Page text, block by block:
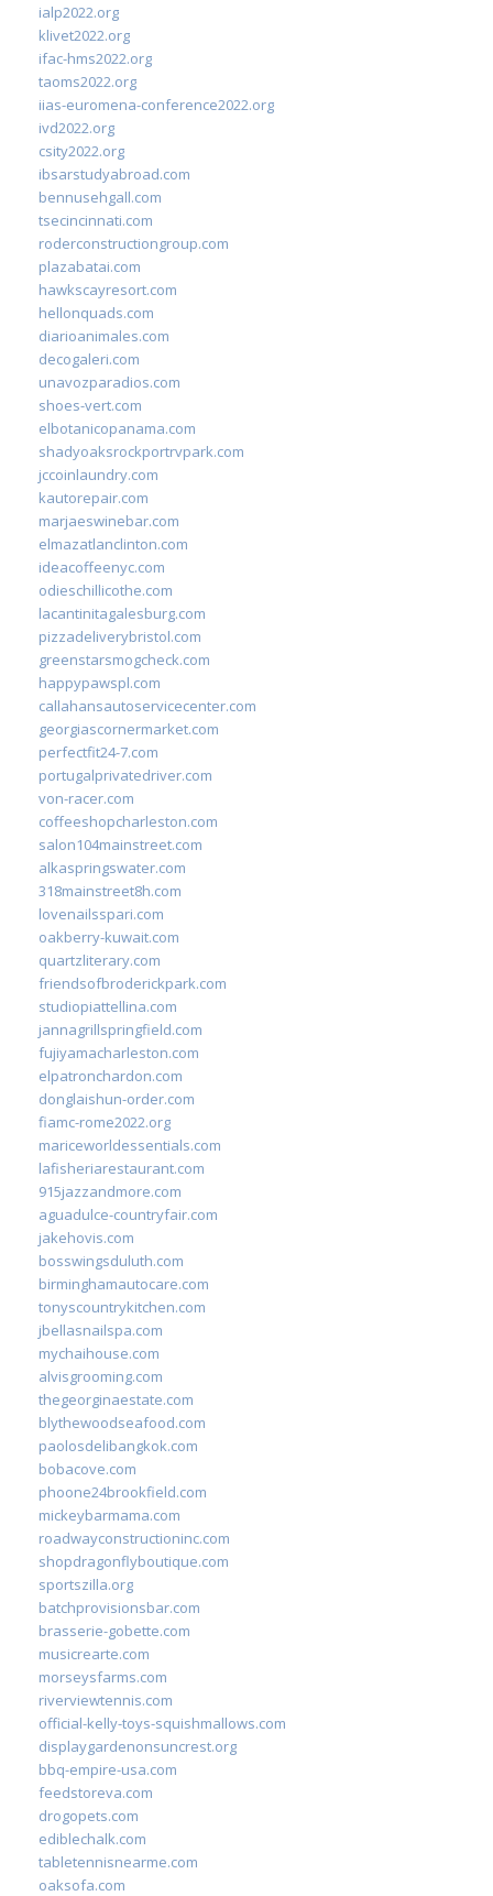
ialp2022.org
klivet2022.org
ifac-hms2022.org
taoms2022.org
iias-euromena-conference2022.org
ivd2022.org
csity2022.org
ibsarstudyabroad.com
bennusehgall.com
tsecincinnati.com
roderconstructiongroup.com
plazabatai.com
hawkscayresort.com
hellonquads.com
diarioanimales.com
decogaleri.com
unavozparadios.com
shoes-vert.com
elbotanicopanama.com
shadyoaksrockportrvpark.com
jccoinlaundry.com
kautorepair.com
marjaeswinebar.com
elmazatlanclinton.com
ideacoffeenyc.com
odieschillicothe.com
lacantinitagalesburg.com
pizzadeliverybristol.com
greenstarsmogcheck.com
happypawspl.com
callahansautoservicecenter.com
georgiascornermarket.com
perfectfit24-7.com
portugalprivatedriver.com
von-racer.com
coffeeshopcharleston.com
salon104mainstreet.com
alkaspringswater.com
318mainstreet8h.com
lovenailsspari.com
oakberry-kuwait.com
quartzliterary.com
friendsofbroderickpark.com
studiopiattellina.com
jannagrillspringfield.com
fujiyamacharleston.com
elpatronchardon.com
donglaishun-order.com
fiamc-rome2022.org
mariceworldessentials.com
lafisheriarestaurant.com
915jazzandmore.com
aguadulce-countryfair.com
jakehovis.com
bosswingsduluth.com
birminghamautocare.com
tonyscountrykitchen.com
jbellasnailspa.com
mychaihouse.com
alvisgrooming.com
thegeorginaestate.com
blythewoodseafood.com
paolosdelibangkok.com
bobacove.com
phoone24brookfield.com
mickeybarmama.com
roadwayconstructioninc.com
shopdragonflyboutique.com
sportszilla.org
batchprovisionsbar.com
brasserie-gobette.com
musicrearte.com
morseysfarms.com
riverviewtennis.com
official-kelly-toys-squishmallows.com
displaygardenonsuncrest.org
bbq-empire-usa.com
feedstoreva.com
drogopets.com
ediblechalk.com
tabletennisnearme.com
oaksofa.com